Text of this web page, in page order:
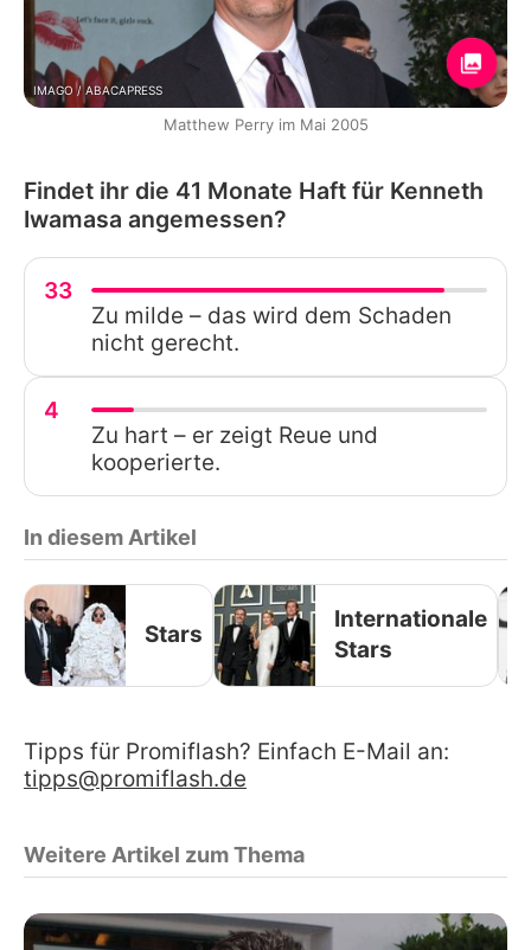
IMAGO / ABACAPRESS
Matthew Perry im Mai 2005
Findet ihr die 41 Monate Haft für Kenneth
Iwamasa angemessen?
33
Zu milde – das wird dem Schaden
nicht gerecht.
4
Zu hart – er zeigt Reue und
kooperierte.
In diesem Artikel
Stars
Internationale
Stars
Tipps für Promiflash? Einfach E-Mail an:
tipps@promiflash.de
Weitere Artikel zum Thema